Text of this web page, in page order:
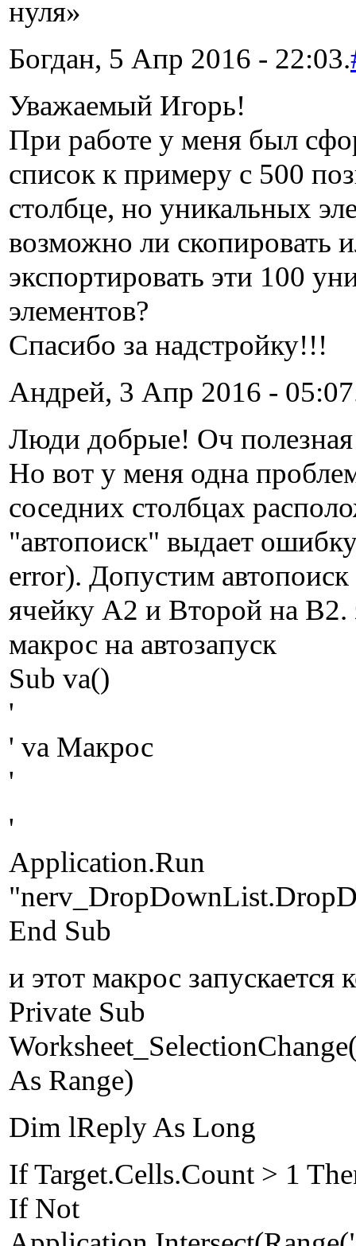
нуля»
Богдан, 5 Апр 2016 - 22:03.
Уважаемый Игорь!
При работе у меня был
список к примеру с 500
столбце, но уникальных
возможно ли скопировать
экспортировать эти 100
элементов?
Спасибо за надстройку!!!
Андрей, 3 Апр 2016 -
Люди добрые! Оч полезная
Но вот у меня одна
соседних столбцах
"автопоиск" выдает
error). Допустим автопоиск
ячейку А2 и Второй на В2.
макрос на автозапуск
Sub va()
'
' va Макрос
'
'
Application.Run
End Sub
и этот макрос запускается
Private Sub
As Range)
Dim lReply As Long
If Target.Cells.Count > 1
If Not